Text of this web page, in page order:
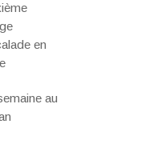
en
au